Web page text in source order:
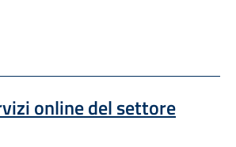
online del settore